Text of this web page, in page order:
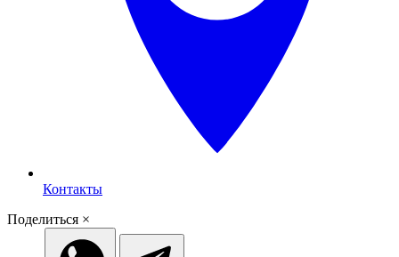
Контакты
Поделиться ×